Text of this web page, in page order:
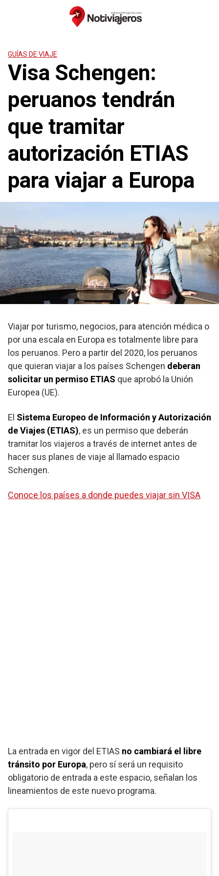
GUÍAS DE VIAJE
Visa Schengen:
peruanos tendrán
que tramitar
autorización ETIAS
para viajar a Europa
Viajar por turismo, negocios, para atención médica o
por una escala en Europa es totalmente libre para
los peruanos. Pero a partir del 2020, los peruanos
que quieran viajar a los países Schengen deberan
solicitar un permiso ETIAS que aprobó la Unión
Europea (UE).
El Sistema Europeo de Información y Autorización
de Viajes (ETIAS), es un permiso que deberán
tramitar los viajeros a través de internet antes de
hacer sus planes de viaje al llamado espacio
Schengen.
Conoce los países a donde puedes viajar sin VISA
La entrada en vigor del ETIAS no cambiará el libre
tránsito por Europa, pero sí será un requisito
obligatorio de entrada a este espacio, señalan los
lineamientos de este nuevo programa.